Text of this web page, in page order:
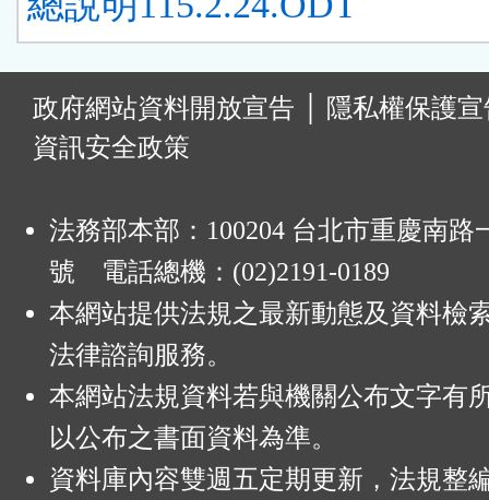
政府網站資料開放宣告
隱私權保護
資訊安全政策
法務部本部：100204 台北市重慶南路
號 電話總機：(02)2191-0189
本網站提供法規之最新動態及資料檢
法律諮詢服務。
本網站法規資料若與機關公布文字有
以公布之書面資料為準。
資料庫內容雙週五定期更新，法規整